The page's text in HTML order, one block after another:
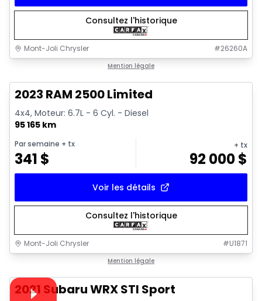
Consultez l'historique
Mont-Joli Chrysler #26260A
Mention légale
2023 RAM 2500 Limited
4x4, Moteur: 6.7L - 6 Cyl. - Diesel
95 165 km
Par semaine + tx
341 $
+ tx
92 000$
Voir les détails
Consultez l'historique
Mont-Joli Chrysler #U1871
Mention légale
Vidéo disponible
2021 Subaru WRX STI Sport